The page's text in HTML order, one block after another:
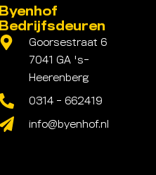
Byenhof
Bedrijfsdeuren
Goorsestraat 6
7041 GA 's-
Heerenberg
0314 - 662419
info@byenhof.nl